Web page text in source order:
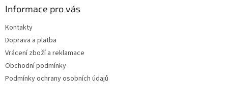
Informace pro vás
Kontakty
Doprava a platba
Vrácení zboží a reklamace
Obchodní podmínky
Podmínky ochrany osobních údajů